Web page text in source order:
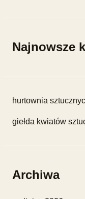
Najnowsze
hurtownia
giełda kwiatów
Archiwa